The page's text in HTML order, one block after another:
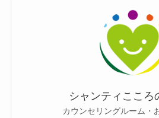
シャンティこころ
カウンセリングルーム・